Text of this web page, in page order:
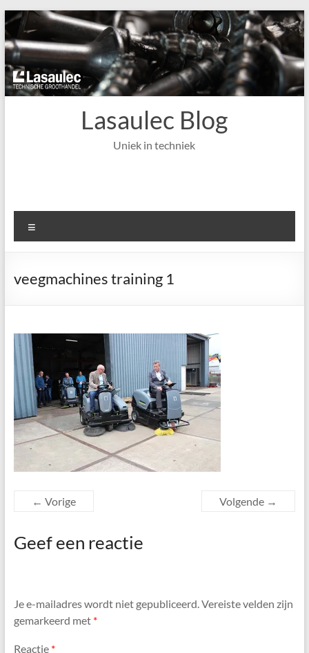
Ga
naar
de
inhoud
Lasaulec Blog
Uniek in techniek
veegmachines training 1
← Vorige Volgende →
Geef een reactie
Je e-mailadres wordt niet gepubliceerd. Vereiste velden zijn
gemarkeerd met *
Reactie *